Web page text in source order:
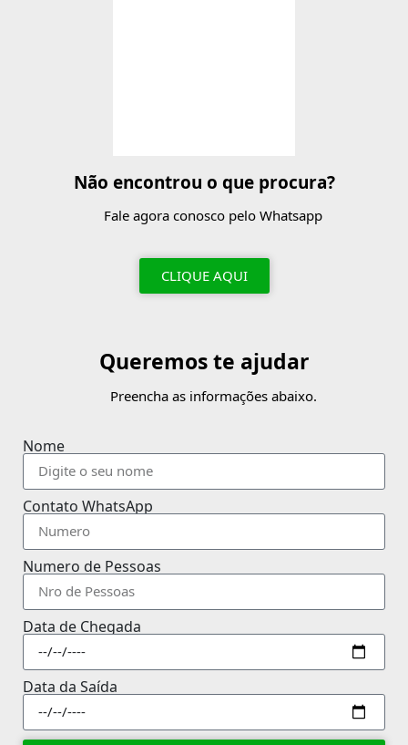
Não encontrou o que procura?
Fale agora conosco pelo Whatsapp
CLIQUE AQUI
Queremos te ajudar
Preencha as informações abaixo.
Nome
Contato WhatsApp
Numero de Pessoas
Data de Chegada
Data da Saída